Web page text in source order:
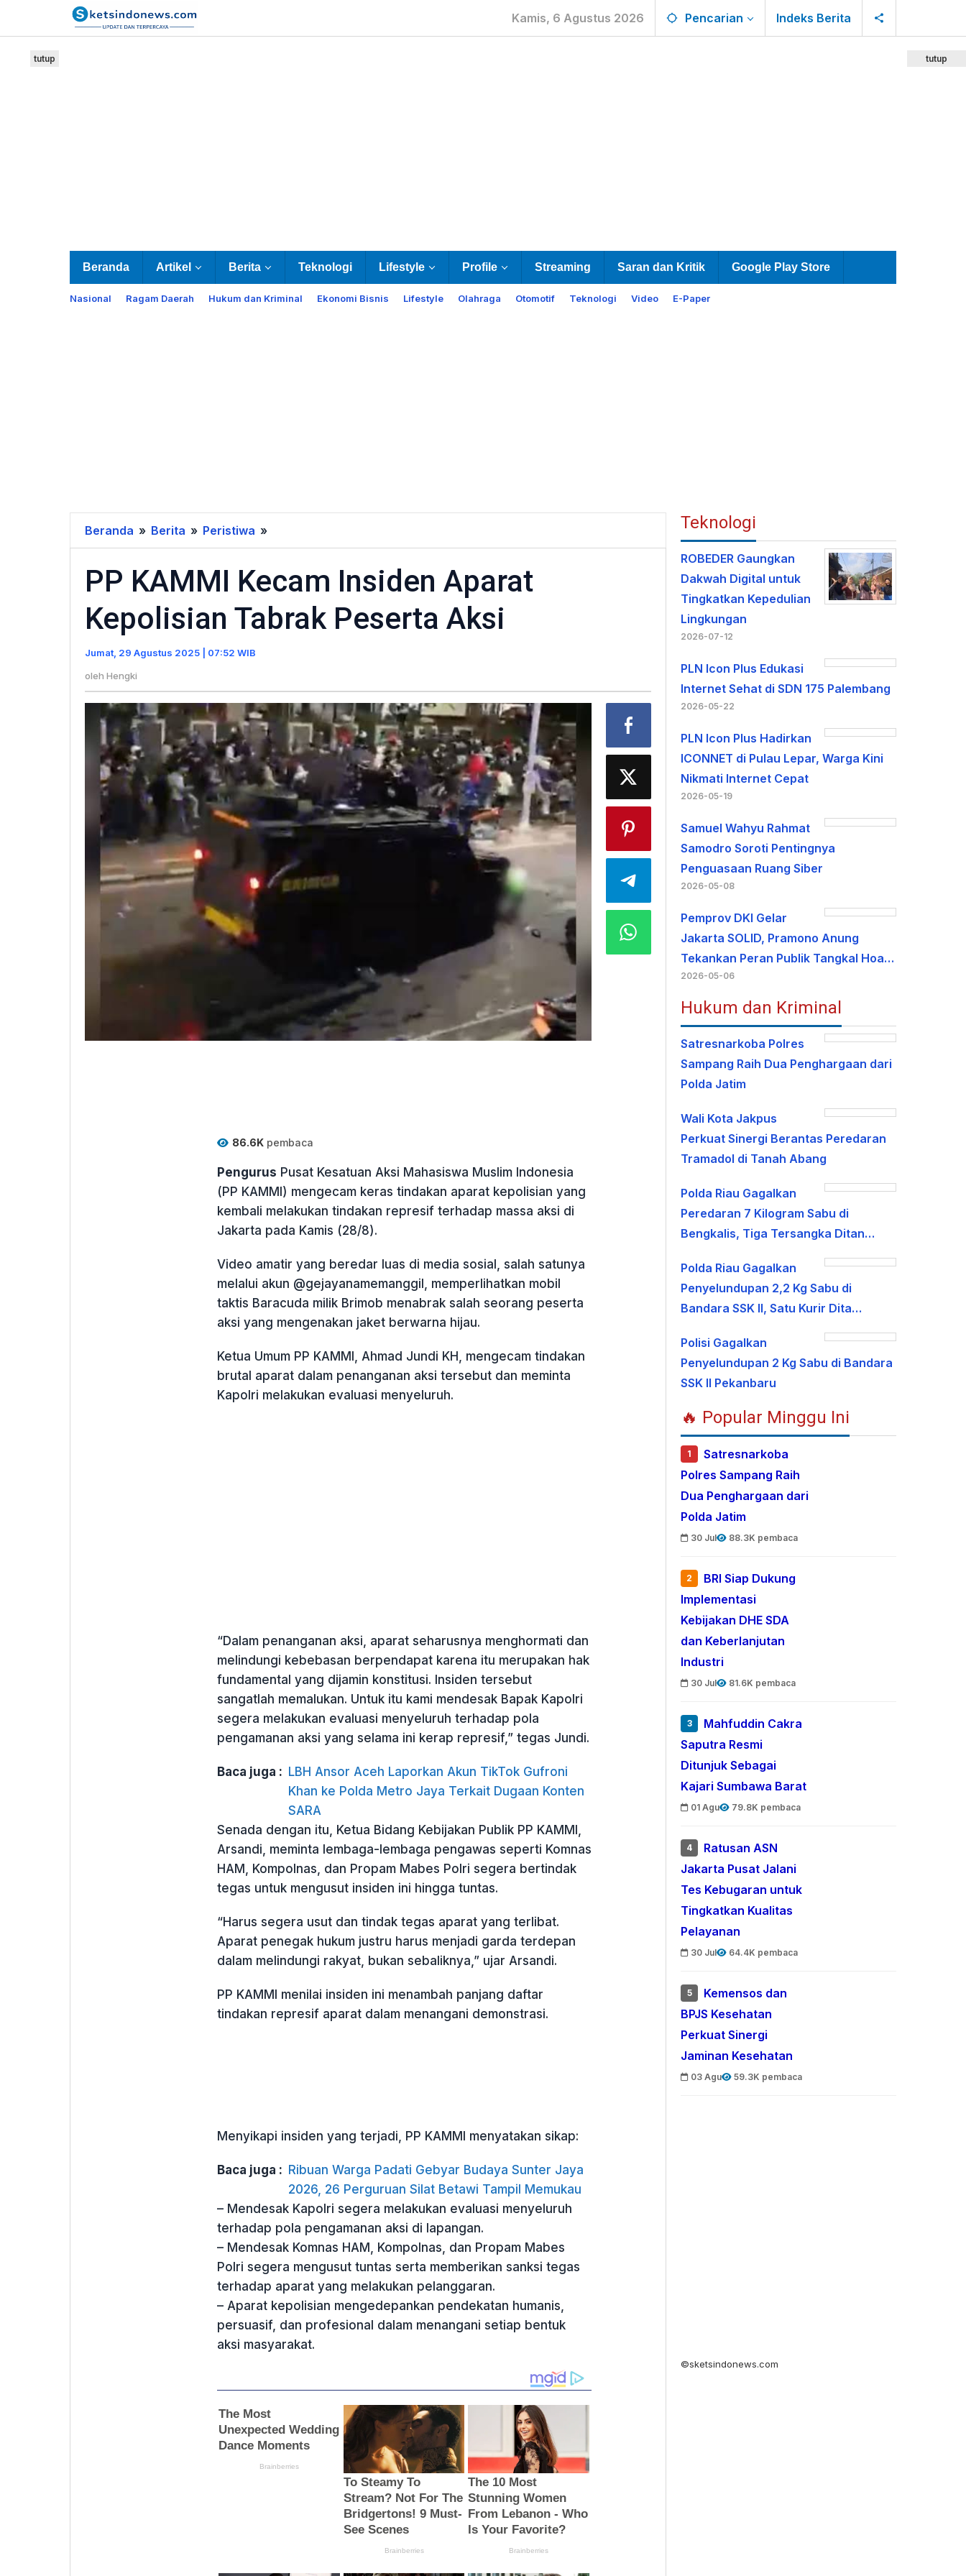
Kamis, 6 Agustus 2026 Pencarian Indeks Berita
Beranda Artikel Berita Teknologi Lifestyle Profile Streaming Saran dan Kritik Google Play Store
Nasional Ragam Daerah Hukum dan Kriminal Ekonomi Bisnis Lifestyle Olahraga Otomotif Teknologi Video E-Paper
tutup tutup
Beranda » Berita » Peristiwa »
KAMMI
Insiden
Aparat
Kepolisian
Aksi
PP KAMMI Kecam Insiden Aparat
Kepolisian Tabrak Peserta Aksi
Jumat, 29 Agustus 2025 | 07:52 WIB
oleh Hengki
86.6Kpembaca
Pengurus Pusat Kesatuan Aksi Mahasiswa Muslim Indonesia
(PP KAMMI) mengecam keras tindakan aparat kepolisian yang
kembali melakukan tindakan represif terhadap massa aksi di
Jakarta pada Kamis (28/8).
Video amatir yang beredar luas di media sosial, salah satunya
melalui akun @gejayanamemanggil, memperlihatkan mobil
taktis Baracuda milik Brimob menabrak salah seorang peserta
aksi yang mengenakan jaket berwarna hijau.
Ketua Umum PP KAMMI, Ahmad Jundi KH, mengecam tindakan
brutal aparat dalam penanganan aksi tersebut dan meminta
Kapolri melakukan evaluasi menyeluruh.
“Dalam penanganan aksi, aparat seharusnya menghormati dan
melindungi kebebasan berpendapat karena itu merupakan hak
fundamental yang dijamin konstitusi. Insiden tersebut
sangatlah memalukan. Untuk itu kami mendesak Bapak Kapolri
segera melakukan evaluasi menyeluruh terhadap pola
pengamanan aksi yang selama ini kerap represif,” tegas Jundi.
Baca juga : LBH Ansor Aceh Laporkan Akun TikTok Gufroni
Khan ke Polda Metro Jaya Terkait Dugaan Konten
SARA
Senada dengan itu, Ketua Bidang Kebijakan Publik PP KAMMI,
Arsandi, meminta lembaga-lembaga pengawas seperti Komnas
HAM, Kompolnas, dan Propam Mabes Polri segera bertindak
tegas untuk mengusut insiden ini hingga tuntas.
“Harus segera usut dan tindak tegas aparat yang terlibat.
Aparat penegak hukum justru harus menjadi garda terdepan
dalam melindungi rakyat, bukan sebaliknya,” ujar Arsandi.
PP KAMMI menilai insiden ini menambah panjang daftar
tindakan represif aparat dalam menangani demonstrasi.
Menyikapi insiden yang terjadi, PP KAMMI menyatakan sikap:
Baca juga : Ribuan Warga Padati Gebyar Budaya Sunter Jaya
2026, 26 Perguruan Silat Betawi Tampil Memukau
– Mendesak Kapolri segera melakukan evaluasi menyeluruh
terhadap pola pengamanan aksi di lapangan.
– Mendesak Komnas HAM, Kompolnas, dan Propam Mabes
Polri segera mengusut tuntas serta memberikan sanksi tegas
terhadap aparat yang melakukan pelanggaran.
– Aparat kepolisian mengedepankan pendekatan humanis,
persuasif, dan profesional dalam menangani setiap bentuk
aksi masyarakat.
Teknologi
ROBEDER Gaungkan
Dakwah Digital untuk
Tingkatkan Kepedulian
Lingkungan
2026-07-12
PLN Icon Plus Edukasi
Internet Sehat di SDN 175 Palembang
2026-05-22
PLN Icon Plus Hadirkan
ICONNET di Pulau Lepar, Warga Kini
Nikmati Internet Cepat
2026-05-19
Samuel Wahyu Rahmat
Samodro Soroti Pentingnya
Penguasaan Ruang Siber
2026-05-08
Pemprov DKI Gelar
Jakarta SOLID, Pramono Anung
Tekankan Peran Publik Tangkal Hoa…
2026-05-06
Hukum dan Kriminal
Satresnarkoba Polres
Sampang Raih Dua Penghargaan dari
Polda Jatim
Wali Kota Jakpus
Perkuat Sinergi Berantas Peredaran
Tramadol di Tanah Abang
Polda Riau Gagalkan
Peredaran 7 Kilogram Sabu di
Bengkalis, Tiga Tersangka Ditan…
Polda Riau Gagalkan
Penyelundupan 2,2 Kg Sabu di
Bandara SSK II, Satu Kurir Dita…
Polisi Gagalkan
Penyelundupan 2 Kg Sabu di Bandara
SSK II Pekanbaru
🔥 Popular Minggu Ini
1
Satresnarkoba
Polres Sampang Raih
Dua Penghargaan dari
Polda Jatim
30 Jul 88.3K pembaca
2
BRI Siap Dukung
Implementasi
Kebijakan DHE SDA
dan Keberlanjutan
Industri
30 Jul 81.6K pembaca
3
Mahfuddin Cakra
Saputra Resmi
Ditunjuk Sebagai
Kajari Sumbawa Barat
01 Agu 79.8K pembaca
4
Ratusan ASN
Jakarta Pusat Jalani
Tes Kebugaran untuk
Tingkatkan Kualitas
Pelayanan
30 Jul 64.4K pembaca
5
Kemensos dan
BPJS Kesehatan
Perkuat Sinergi
Jaminan Kesehatan
03 Agu 59.3K pembaca
©sketsindonews.com